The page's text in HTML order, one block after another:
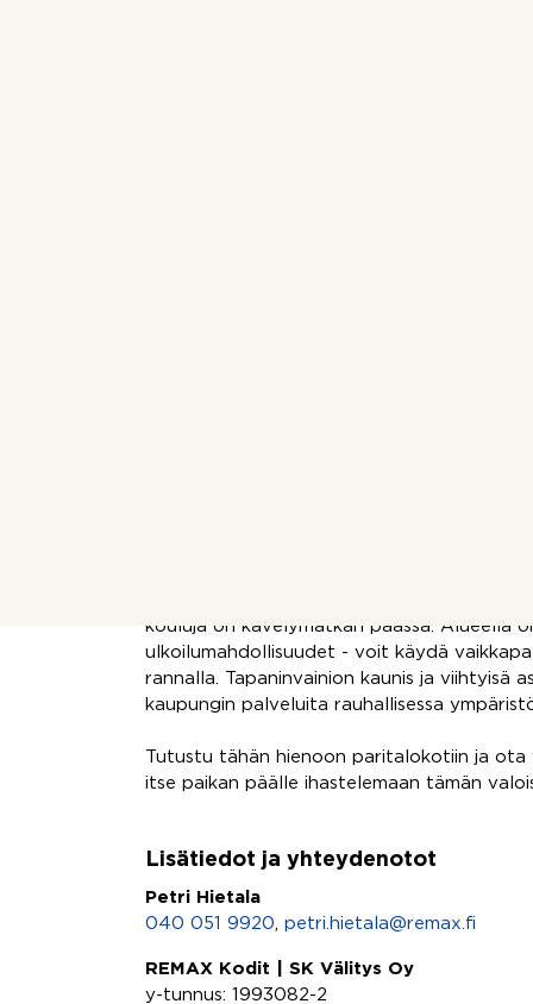
kouluja on kävelymatkan päässä. Alueella
ulkoilumahdollisuudet - voit käydä
rannalla. Tapaninvainion kaunis ja viihtyisä
kaupungin palveluita rauhallisessa
Tutustu tähän hienoon paritalokotiin ja
itse paikan päälle ihastelemaan tämän
Lisätiedot ja yhteydenotot
Petri Hietala
040 051 9920
petri.hietala@remax.fi
REMAX Kodit | SK Välitys Oy
y-tunnus: 1993082-2